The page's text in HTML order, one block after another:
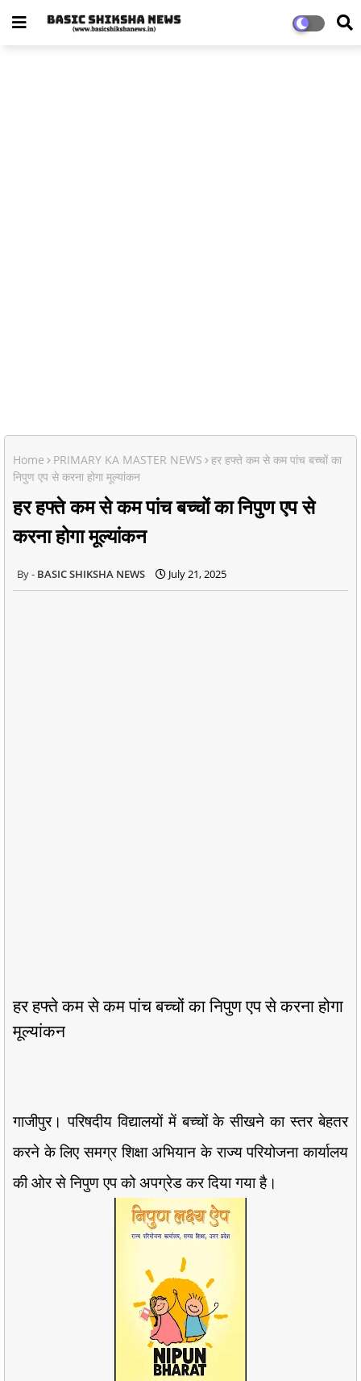
Home PRIMARY KA MASTER NEWS
हर हफ्ते कम से कम पांच बच्चों का
निपुण एप से करना होगा मूल्यांकन
हर हफ्ते कम से कम पांच बच्चों का निपुण एप से
करना होगा मूल्यांकन
BASIC SHIKSHA NEWS July 21, 2025
हर हफ्ते कम से कम पांच बच्चों का निपुण एप से करना होगा
मूल्यांकन
गाजीपुर। परिषदीय विद्यालयों में बच्चों के सीखने का स्तर बेहतर
करने के लिए समग्र शिक्षा अभियान के राज्य परियोजना कार्यालय
की ओर से निपुण एप को अपग्रेड कर दिया गया है।